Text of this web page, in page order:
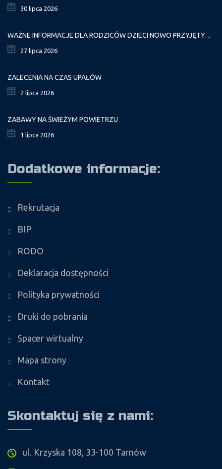
30 lipca 2026
WAŻNE INFORMACJE DLA RODZICÓW DZIECI NOWO PRZYJĘTYCH GR. I
27 lipca 2026
ZALECENIA NA CZAS UPAŁÓW
2 lipca 2026
ZABAWY NA ŚWIEŻYM POWIETRZU
1 lipca 2026
Dodatkowe informacje:
Rekrutacja
BIP
RODO
Deklaracja dostępności
Polityka prywatności
Druki do pobrania
Spacer wirtualny
Mapa strony
Kontakt
Skontaktuj się z nami:
ul. Krzyska 108, 33-100 Tarnów